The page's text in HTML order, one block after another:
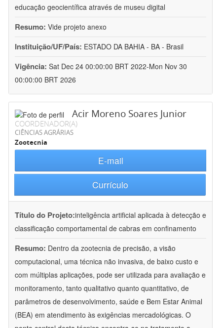
educação geocientífica através de museu digital
Resumo: Vide projeto anexo
Instituição/UF/País: ESTADO DA BAHIA - BA - Brasil
Vigência: Sat Dec 24 00:00:00 BRT 2022-Mon Nov 30
00:00:00 BRT 2026
Acir Moreno Soares Junior
COORDENADOR(A)
CIÊNCIAS AGRÁRIAS
Zootecnia
E-mail
Currículo
Título do Projeto:inteligência artificial aplicada à detecção e
classificação comportamental de cabras em confinamento
Resumo: Dentro da zootecnia de precisão, a visão
computacional, uma técnica não invasiva, de baixo custo e
com múltiplas aplicações, pode ser utilizada para avaliação e
monitoramento, tanto qualitativo quanto quantitativo, de
parâmetros de desenvolvimento, saúde e Bem Estar Animal
(BEA) em atendimento às exigências mercadológicas. O